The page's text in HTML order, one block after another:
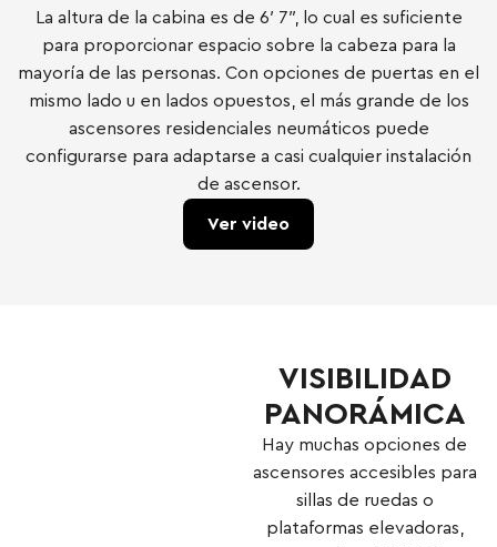
La altura de la cabina es de 6′ 7″, lo cual es suficiente
para proporcionar espacio sobre la cabeza para la
mayoría de las personas. Con opciones de puertas en el
mismo lado u en lados opuestos, el más grande de los
ascensores residenciales neumáticos puede
configurarse para adaptarse a casi cualquier instalación
de ascensor.
Ver video
VISIBILIDAD
PANORÁMICA
Hay muchas opciones de
ascensores accesibles para
sillas de ruedas o
plataformas elevadoras,